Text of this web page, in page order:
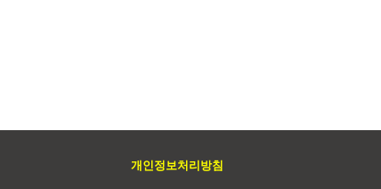
개인정보처리방침